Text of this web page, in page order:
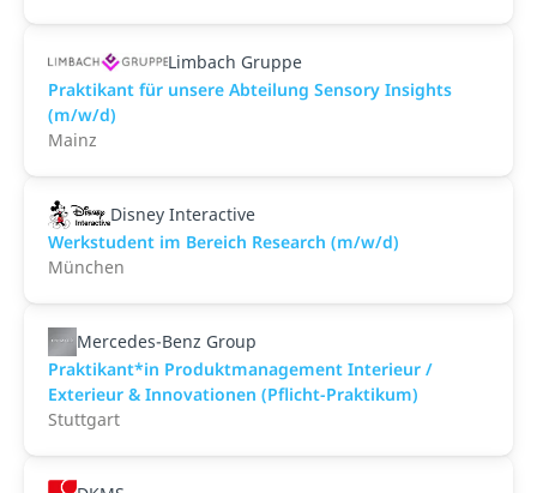
Limbach Gruppe
Praktikant für unsere Abteilung Sensory Insights
(m/w/d)
Mainz
Disney Interactive
Werkstudent im Bereich Research (m/w/d)
München
Mercedes-Benz Group
Praktikant*in Produktmanagement Interieur /
Exterieur & Innovationen (Pflicht-Praktikum)
Stuttgart